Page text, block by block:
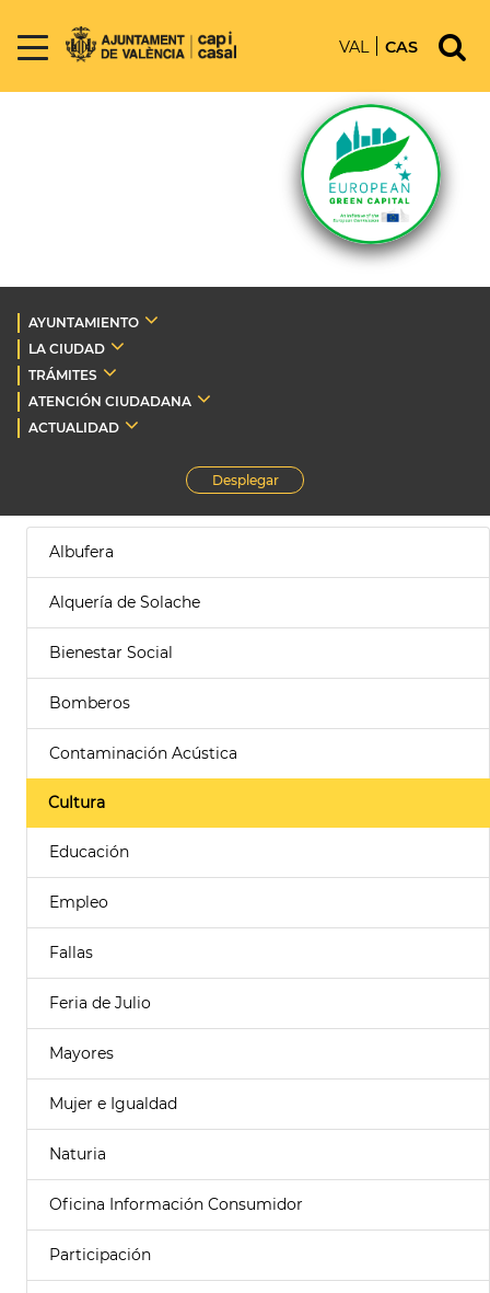
VAL CAS
AYUNTAMIENTO
LA CIUDAD
TRÁMITES
ATENCIÓN CIUDADANA
ACTUALIDAD
Desplegar
Albufera
Alquería de Solache
Bienestar Social
Bomberos
Contaminación Acústica
Cultura
Educación
Empleo
Fallas
Feria de Julio
Mayores
Mujer e Igualdad
Naturia
Oficina Información Consumidor
Participación